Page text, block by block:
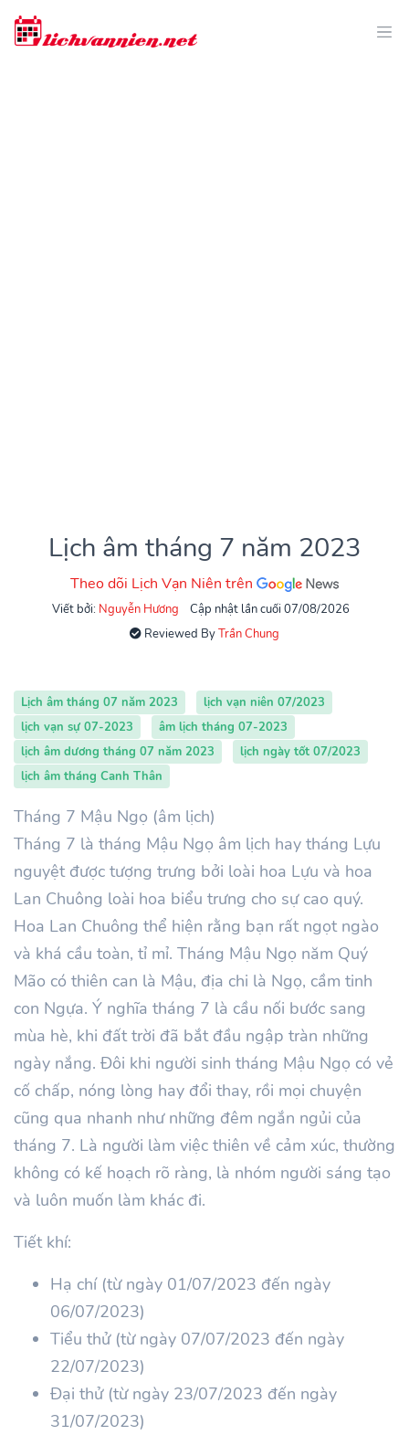
Lịch âm tháng 7 năm 2023
Theo dõi Lịch Vạn Niên trên
Viết bởi: Nguyễn Hương
Cập nhật lần cuối 07/08/2026
Reviewed ByTrần Chung
Lịch âm tháng 07 năm 2023
lịch vạn niên 07/2023
lịch vạn sự 07-2023
âm lịch tháng 07-2023
lịch âm dương tháng 07 năm 2023
lịch ngày tốt 07/2023
lịch âm tháng Canh Thân
Tháng 7 Mậu Ngọ (âm lịch)
Tháng 7 là tháng Mậu Ngọ âm lịch hay tháng Lựu
nguyệt được tượng trưng bởi loài hoa Lựu và hoa
Lan Chuông loài hoa biểu trưng cho sự cao quý.
Hoa Lan Chuông thể hiện rằng bạn rất ngọt ngào
và khá cầu toàn, tỉ mỉ. Tháng Mậu Ngọ năm Quý
Mão có thiên can là Mậu, địa chi là Ngọ, cầm tinh
con Ngựa. Ý nghĩa tháng 7 là cầu nối bước sang
mùa hè, khi đất trời đã bắt đầu ngập tràn những
ngày nắng. Đôi khi người sinh tháng Mậu Ngọ có vẻ
cố chấp, nóng lòng hay đổi thay, rồi mọi chuyện
cũng qua nhanh như những đêm ngắn ngủi của
tháng 7. Là người làm việc thiên về cảm xúc, thường
không có kế hoạch rõ ràng, là nhóm người sáng tạo
và luôn muốn làm khác đi.
Tiết khí:
Hạ chí (từ ngày 01/07/2023 đến ngày
06/07/2023)
Tiểu thử (từ ngày 07/07/2023 đến ngày
22/07/2023)
Đại thử (từ ngày 23/07/2023 đến ngày
31/07/2023)